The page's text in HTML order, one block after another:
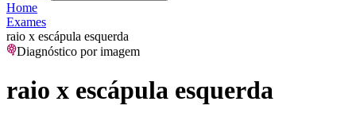
Home
Exames
raio x escápula esquerda
Diagnóstico por imagem
raio x escápula esquerda